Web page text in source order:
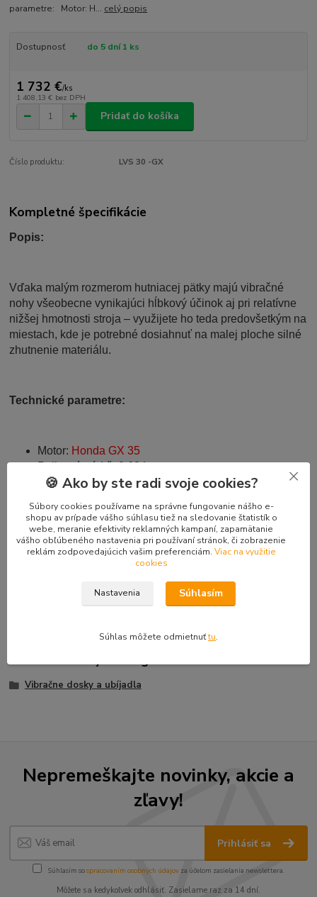
parametre: Motor: H... celý popis
Dostupnosť do 5 dní 1 ks
1 732 €/ks
1 408,13 € bez DPH
Pridať do košíka
Číslo produktu: LVS 30 -GX
Kompletné špecifikácie
Popis:
Vďaka malým rozmerom hutniacej pätky majú vibračné
nohy všeobecne vynikajúci hĺbkový účinok aj pri relatívne
nižšej hmotnosti stroja – využijete ho teda predovšetkým na
miestach, kde je potrebné dosiahnuť na malej ploche silné
zhutnenie materiálu.
Technické parametre:
Motor: Honda GX 35
Palivová nádrž: 0,63 L
Výkon motoru: 1 kW pri 7000 ot./min
Šírka pätky:135 mm
Startovací systém: reverzný štartér
Hutniacasila:925 kg
Max. počet úderov: 790 / min
Hmotnosť: 33 kg
Rozmery balenia (D x Š x V):560 x 350 x 1120 mm
Tovar zaradený v kategóriách
Vibračne dosky a ubíjadla
Nepremeškajte novinky, akcie a
zľavy!
Prihlásiť sa
Súhlasím sospracovaním osobných údajov za účelom zasielania newslettera.
Môžete sa kedykoľvek odhlásiť. Zasielame raz za 14 dní.
🍪 Ako by ste radi svoje cookies?
Súbory cookies používame na správne fungovanie nášho e-
shopu av prípade vášho súhlasu tiež na sledovanie štatistík o
webe, meranie efektivity reklamných kampaní, zapamätanie
vášho obľúbeného nastavenia pri používaní stránok, či zobrazenie
reklám zodpovedajúcich vašim preferenciám. Viac na využitie
cookies
Nastavenia Súhlasím
Súhlas môžete odmietnuťtu.